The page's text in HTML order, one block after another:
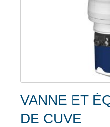
VANNE ET
DE CUVE